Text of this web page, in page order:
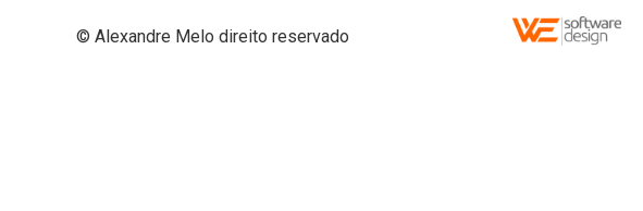
© Alexandre Melo direito reservado